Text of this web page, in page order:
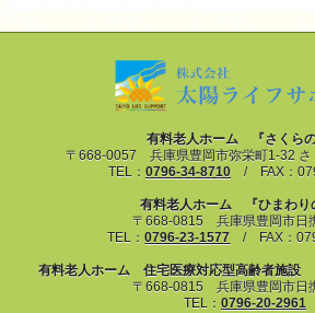
有料老人ホーム 『さくらの
〒668-0057 兵庫県豊岡市弥栄町1-32 さ
TEL： 0796-34-8710/ FAX：
有料老人ホーム 『ひまわり
〒668-0815 兵庫県豊岡市日
TEL：0796-23-1577 / FAX：
有料老人ホーム 住宅医療対応型高齢者施設
〒668-0815 兵庫県豊岡市日
TEL： 0796-20-2961